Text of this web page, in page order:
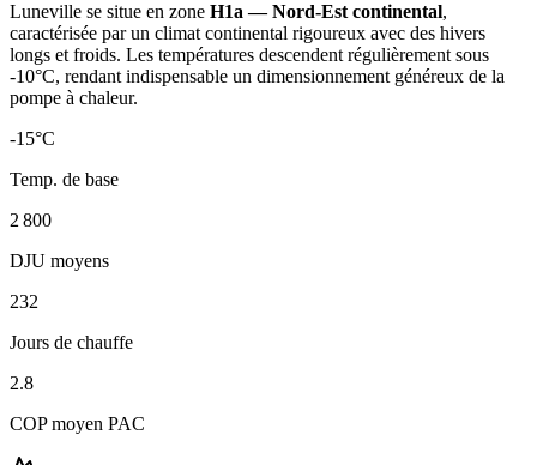
Luneville se situe en zone H1a — Nord-Est continental,
caractérisée par un climat continental rigoureux avec des hivers
longs et froids. Les températures descendent régulièrement sous
-10°C, rendant indispensable un dimensionnement généreux de la
pompe à chaleur.
-15°C
Temp. de base
2 800
DJU moyens
232
Jours de chauffe
2.8
COP moyen PAC